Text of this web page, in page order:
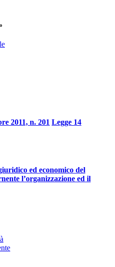
2011, n. 201 Legge 14
ed economico del
l’organizzazione ed il